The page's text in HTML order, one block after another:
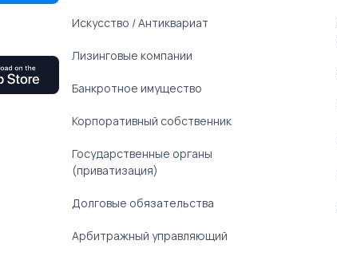
Искусство / Антиквариат
Лизинговые компании
Банкротное имущество
Корпоративный собственник
Государственные органы
(приватизация)
Долговые обязательства
Арбитражный управляющий